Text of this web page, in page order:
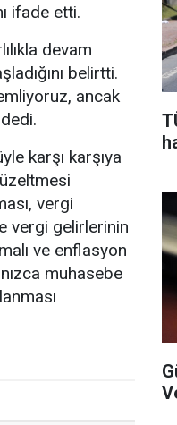
ifade etti.
devam
belirtti.
ancak
karşı karşıya
vergi
vergi gelirlerinin
ve enflasyon
muhasebe